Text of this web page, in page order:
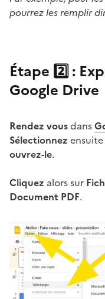
pourrez les remplir
Étape 2️⃣ :
Google Drive
Rendez vousdans
Sélectionnez
ouvrez-le.
Cliquez alors sur
Document PDF.